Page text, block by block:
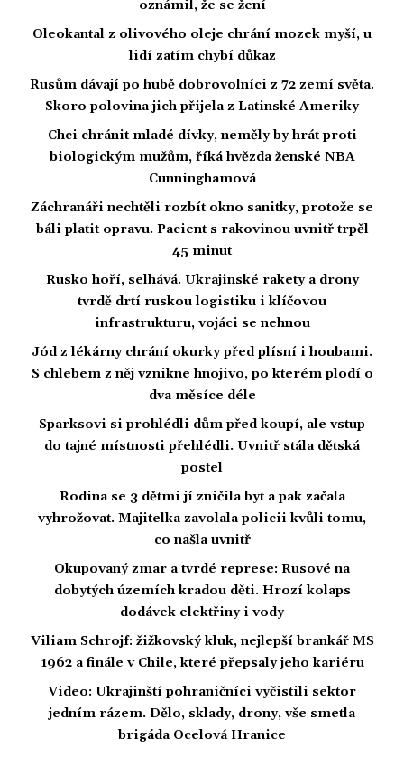
oznámil, že se žení
Oleokantal z olivového oleje chrání mozek myší, u
lidí zatím chybí důkaz
Rusům dávají po hubě dobrovolníci z 72 zemí světa.
Skoro polovina jich přijela z Latinské Ameriky
Chci chránit mladé dívky, neměly by hrát proti
biologickým mužům, říká hvězda ženské NBA
Cunninghamová
Záchranáři nechtěli rozbít okno sanitky, protože se
báli platit opravu. Pacient s rakovinou uvnitř trpěl
45 minut
Rusko hoří, selhává. Ukrajinské rakety a drony
tvrdě drtí ruskou logistiku i klíčovou
infrastrukturu, vojáci se nehnou
Jód z lékárny chrání okurky před plísní i houbami.
S chlebem z něj vznikne hnojivo, po kterém plodí o
dva měsíce déle
Sparksovi si prohlédli dům před koupí, ale vstup
do tajné místnosti přehlédli. Uvnitř stála dětská
postel
Rodina se 3 dětmi jí zničila byt a pak začala
vyhrožovat. Majitelka zavolala policii kvůli tomu,
co našla uvnitř
Okupovaný zmar a tvrdé represe: Rusové na
dobytých územích kradou děti. Hrozí kolaps
dodávek elektřiny i vody
Viliam Schrojf: žižkovský kluk, nejlepší brankář MS
1962 a finále v Chile, které přepsaly jeho kariéru
Video: Ukrajinští pohraničníci vyčistili sektor
jedním rázem. Dělo, sklady, drony, vše smetla
brigáda Ocelová Hranice